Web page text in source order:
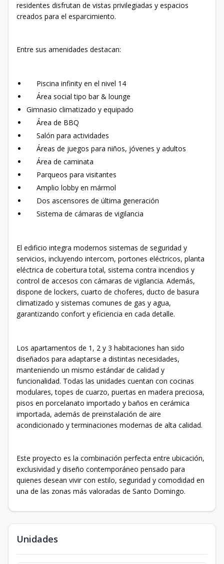
residentes disfrutan de vistas privilegiadas y espacios
creados para el esparcimiento.
Entre sus amenidades destacan:
Piscina infinity en el nivel 14
Área social tipo bar & lounge
Gimnasio climatizado y equipado
Área de BBQ
Salón para actividades
Áreas de juegos para niños, jóvenes y adultos
Área de caminata
Parqueos para visitantes
Amplio lobby en mármol
Dos ascensores de última generación
Sistema de cámaras de vigilancia
El edificio integra modernos sistemas de seguridad y
servicios, incluyendo intercom, portones eléctricos, planta
eléctrica de cobertura total, sistema contra incendios y
control de accesos con cámaras de vigilancia. Además,
dispone de lockers, cuarto de choferes, ducto de basura
climatizado y sistemas comunes de gas y agua,
garantizando confort y eficiencia en cada detalle.
Los apartamentos de 1, 2 y 3 habitaciones han sido
diseñados para adaptarse a distintas necesidades,
manteniendo un mismo estándar de calidad y
funcionalidad. Todas las unidades cuentan con cocinas
modulares, topes de cuarzo, puertas en madera preciosa,
pisos en porcelanato importado y baños en cerámica
importada, además de preinstalación de aire
acondicionado y terminaciones modernas de alta calidad.
Este proyecto es la combinación perfecta entre ubicación,
exclusividad y diseño contemporáneo pensado para
quienes desean vivir con estilo, seguridad y comodidad en
una de las zonas más valoradas de Santo Domingo.
Unidades